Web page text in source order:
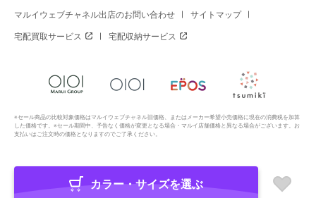
マルイウェブチャネル出店のお問い合わせ サイトマップ
宅配買取サービス 宅配収納サービス
※セール商品の比較対象価格はマルイウェブチャネル旧価格、またはメーカー希望小売価格に現在の消費税を加算
した価格です。※セール期間中、予告なく価格が変更となる場合・マルイ店舗価格と異なる場合がございます。お
支払いはご注文時の価格となりますのでご了承ください。
Copyright All Rights Reserved. MARUI Co., Ltd
カラー・サイズを選ぶ